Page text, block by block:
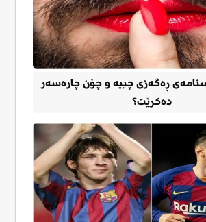
ڕەگەزی چییە و چۆن چارەسەر
دەکرێت؟